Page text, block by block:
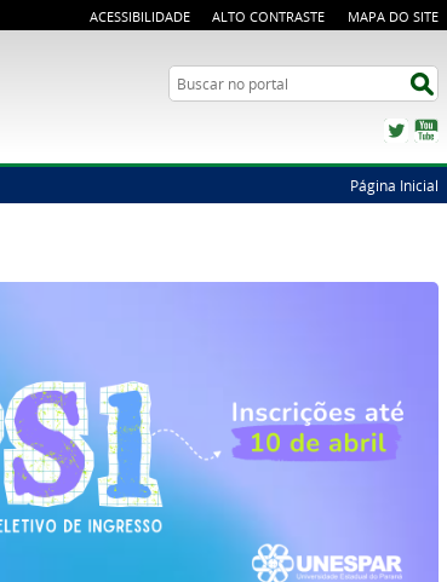
ACESSIBILIDADE ALTO CONTRASTE MAPA DO SITE
Busca
Twitter
Página Inicial